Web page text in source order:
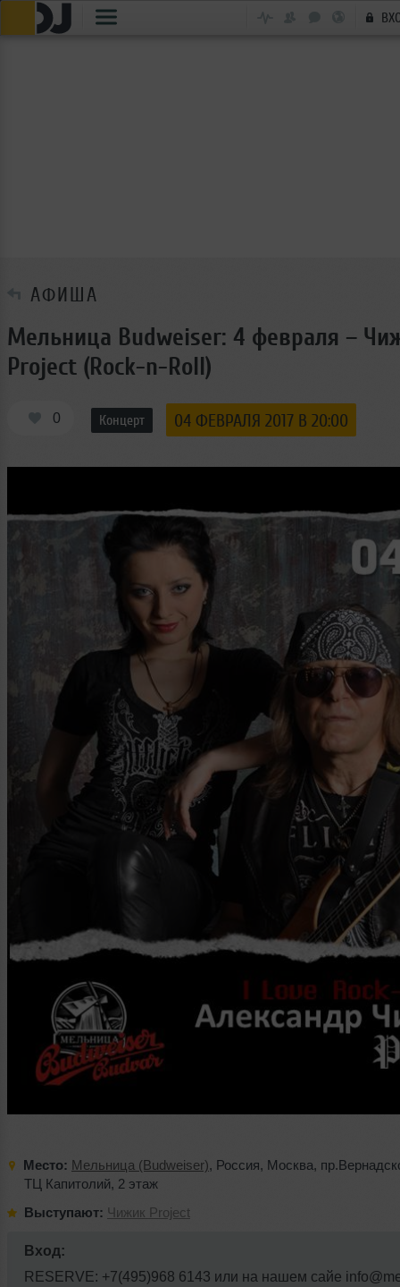
АФИША
Мельница Budweiser: 4 февраля –
Project (Rock-n-Roll)
0 Концерт 04 ФЕВРАЛЯ 2017 В 20:00
Место: Мельница (Budweiser), Россия, Москва,
ТЦ Капитолий, 2 этаж
Выступают: Чижик Project
Вход:
RESERVE: +7(495)968 6143 или на нашем сайе